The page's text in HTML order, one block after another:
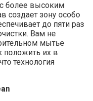
более высоким
создает зону особо
до пяти раз
Вам не
мытье
положить их в
технология